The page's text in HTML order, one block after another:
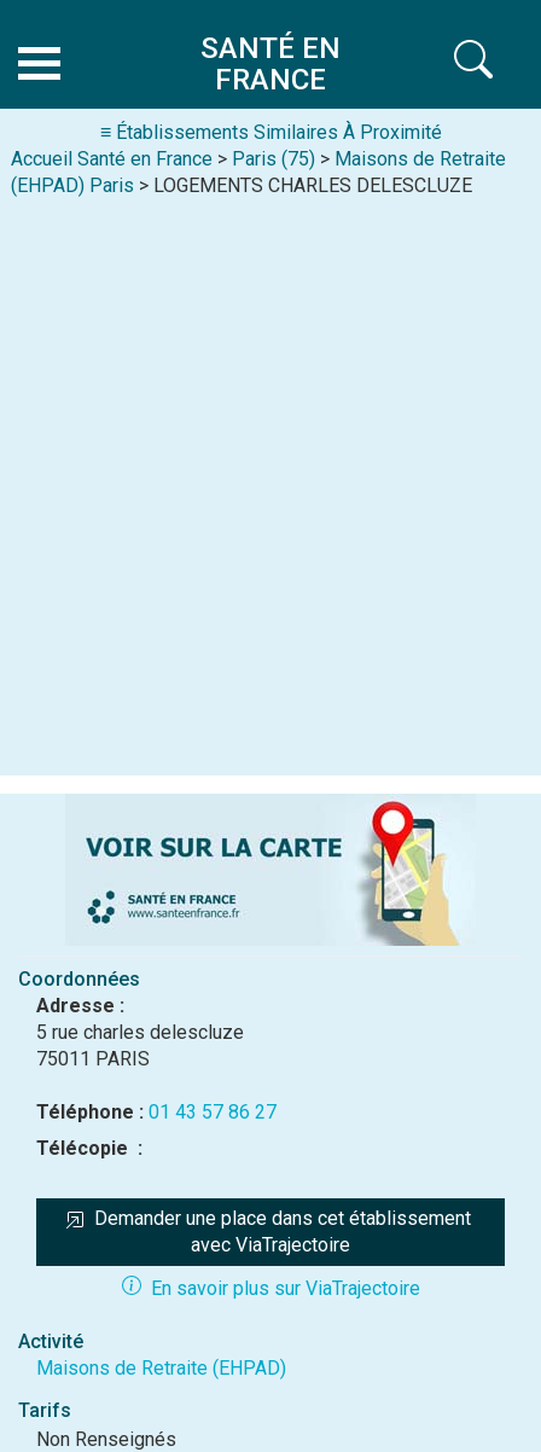
SANTÉ EN
FRANCE
≡ Établissements Similaires À Proximité
Accueil Santé en France > Paris (75) > Maisons de Retraite
(EHPAD) Paris > LOGEMENTS CHARLES DELESCLUZE
Coordonnées
Adresse :
5 rue charles delescluze
75011 PARIS
Téléphone : 01 43 57 86 27
Télécopie :
Demander une place dans cet établissement
avec ViaTrajectoire
En savoir plus sur ViaTrajectoire
Activité
Maisons de Retraite (EHPAD)
Tarifs
Non Renseignés